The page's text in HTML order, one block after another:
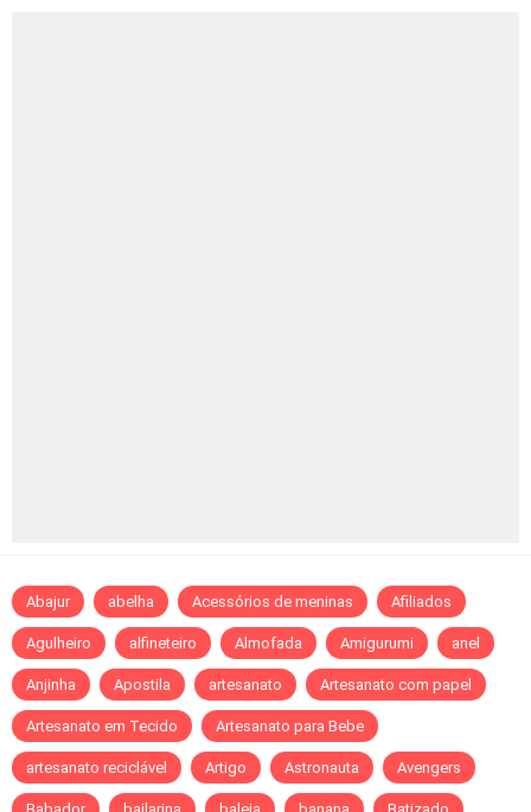
Abajur abelha Acessórios de meninas Afiliados
Agulheiro alfineteiro Almofada Amigurumi anel
Anjinha Apostila artesanato Artesanato com papel
Artesanato em Tecido Artesanato para Bebe
artesanato reciclável Artigo Astronauta Avengers